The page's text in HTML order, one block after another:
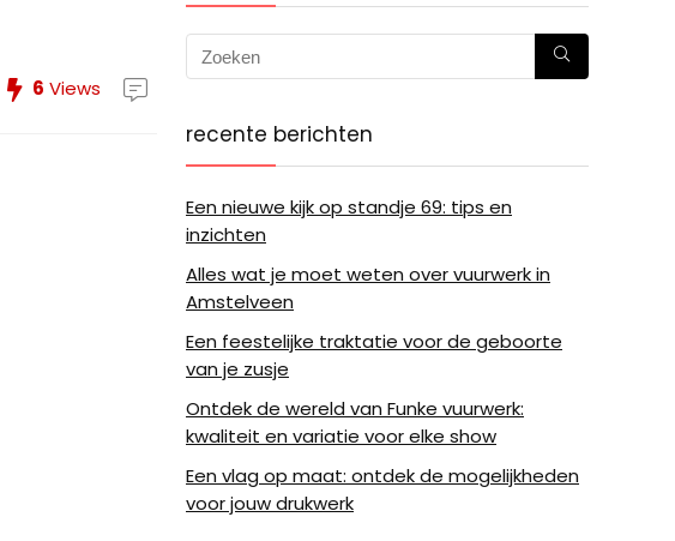
6 Views
recente berichten
Een nieuwe kijk op standje 69: tips en
inzichten
Alles wat je moet weten over vuurwerk in
Amstelveen
Een feestelijke traktatie voor de geboorte
van je zusje
Ontdek de wereld van Funke vuurwerk:
kwaliteit en variatie voor elke show
Een vlag op maat: ontdek de mogelijkheden
voor jouw drukwerk